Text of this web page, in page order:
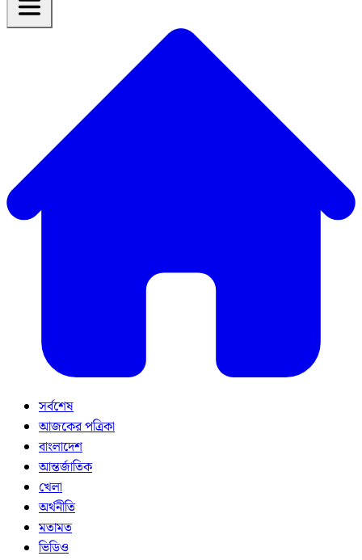
সর্বশেষ
আজকের পত্রিকা
বাংলাদেশ
আন্তর্জাতিক
খেলা
অর্থনীতি
মতামত
ভিডিও